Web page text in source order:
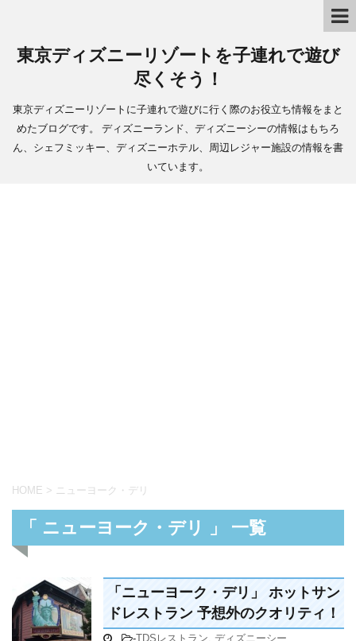
東京ディズニーリゾートを子連れで遊び
尽くそう！
東京ディズニーリゾートに子連れで遊びに行く際のお役立ち情報をまと
めたブログです。 ディズニーランド、ディズニーシーの情報はもちろ
ん、シェフミッキー、ディズニーホテル、周辺レジャー施設の情報を書
いています。
HOME > ニューヨーク・デリ
「 ニューヨーク・デリ 」 一覧
「ニューヨーク・デリ」 ホットサン
ドレストラン 予想外のクオリティ！
-TDSレストラン, ディズニーシー